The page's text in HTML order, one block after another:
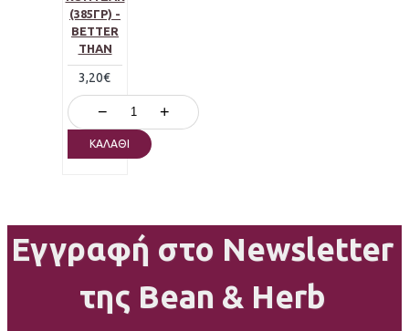
(385ΓΡ) -
BETTER
THAN
3,20€
− +
ΚΑΛΆΘΙ
Εγγραφή στο Newsletter
της Bean & Herb